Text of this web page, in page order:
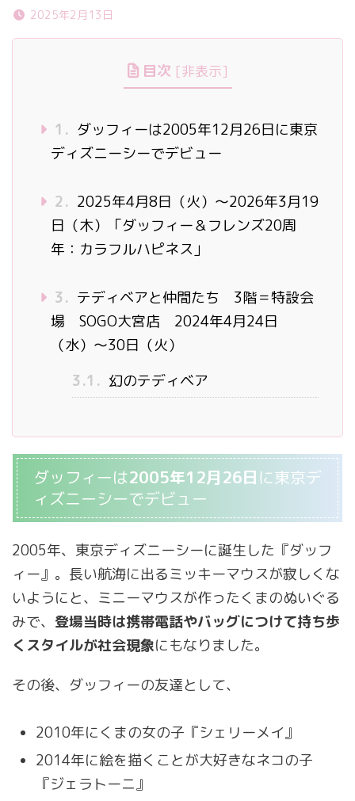
2025年2月13日
目次 [非表示]
1. ダッフィーは2005年12月26日に東京
ディズニーシーでデビュー
2. 2025年4月8日（火）～2026年3月19
日（木）「ダッフィー＆フレンズ20周
年：カラフルハピネス」
3. テディベアと仲間たち 3階＝特設会
場 SOGO大宮店 2024年4月24日
（水）～30日（火）
3.1. 幻のテディベア
ダッフィーは2005年12月26日に東京デ
ィズニーシーでデビュー
2005年、東京ディズニーシーに誕生した『ダッフ
ィー』。長い航海に出るミッキーマウスが寂しくな
いようにと、ミニーマウスが作ったくまのぬいぐる
みで、 登場当時は携帯電話やバッグにつけて持ち歩
くスタイルが社会現象にもなりました。
その後、ダッフィーの友達として、
2010年にくまの女の子『シェリーメイ』
2014年に絵を描くことが大好きなネコの子
『ジェラトーニ』